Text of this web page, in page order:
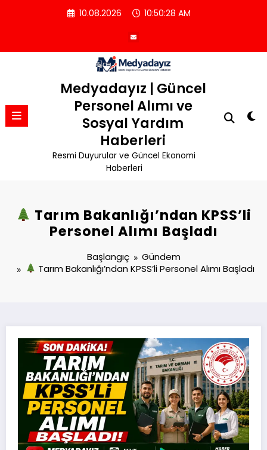
10.08.2026 10:50:28 AM
Medyadayız | Güncel
Personel Alımı ve
Sosyal Yardım
Haberleri
Resmi Duyurular ve Güncel Ekonomi
Haberleri
Tarım Bakanlığı’ndan KPSS’li
Personel Alımı Başladı
Başlangıç
Gündem
Tarım Bakanlığı’ndan KPSS’li Personel Alımı Başladı